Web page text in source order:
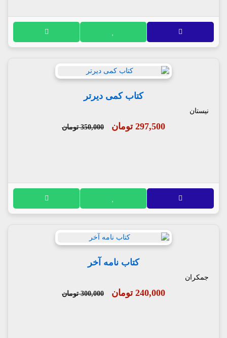
کتاب کمی دیرتر
نیستان
297,500 تومان 350,000 تومان
کتاب نامه آخر
جمکران
240,000 تومان 300,000 تومان